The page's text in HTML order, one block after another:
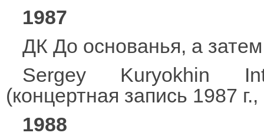
1987
ДК До основанья, а
Sergey Kuryokhin
(концертная запись 1987
1988